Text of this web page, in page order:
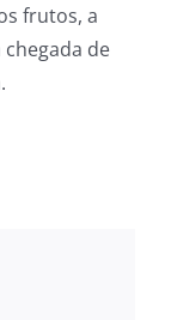
frutos, a
de